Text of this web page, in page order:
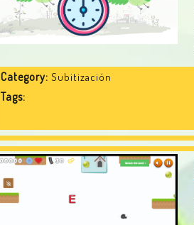
Category:Subitización
Tags: